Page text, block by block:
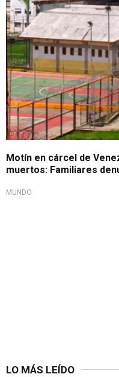
Motín en cárcel de
muertos: Familiares
MUNDO
LO MÁS LEÍDO